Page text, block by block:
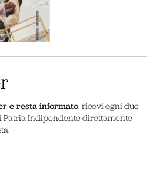
e resta informato: ricevi ogni due
Patria Indipendente direttamente